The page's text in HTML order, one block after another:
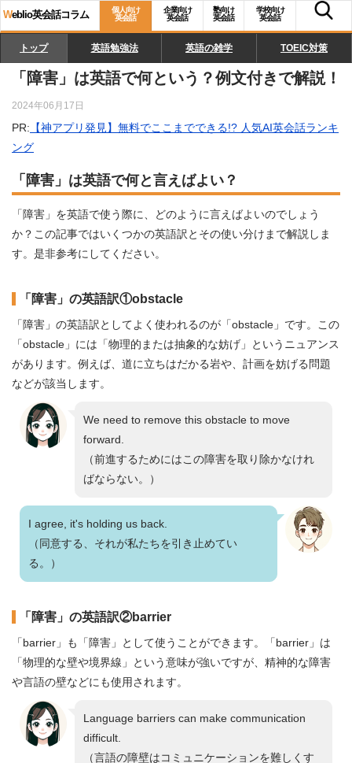
Weblio英会話コラム
個人向け
英会話
企業向け
英会話
塾向け
英会話
学校向け
英会話
トップ 英語勉強法 英語の雑学 TOEIC対策
「障害」は英語で何という？例文付きで解説！
2024年06月17日
PR: 【神アプリ発見】無料でここまでできる!? 人気AI英会話ランキ
ング
「障害」は英語で何と言えばよい？
「障害」を英語で使う際に、どのように言えばよいのでしょう
か？この記事ではいくつかの英語訳とその使い分けまで解説しま
す。是非参考にしてください。
「障害」の英語訳①obstacle
「障害」の英語訳としてよく使われるのが「obstacle」です。この
「obstacle」には「物理的または抽象的な妨げ」というニュアンス
があります。例えば、道に立ちはだかる岩や、計画を妨げる問題
などが該当します。
We need to remove this obstacle to move
forward.
（前進するためにはこの障害を取り除かなけれ
ばならない。）
I agree, it's holding us back.
（同意する、それが私たちを引き止めてい
る。）
「障害」の英語訳②barrier
「barrier」も「障害」として使うことができます。「barrier」は
「物理的な壁や境界線」という意味が強いですが、精神的な障害
や言語の壁などにも使用されます。
Language barriers can make communication
difficult.
（言語の障壁はコミュニケーションを難しくす